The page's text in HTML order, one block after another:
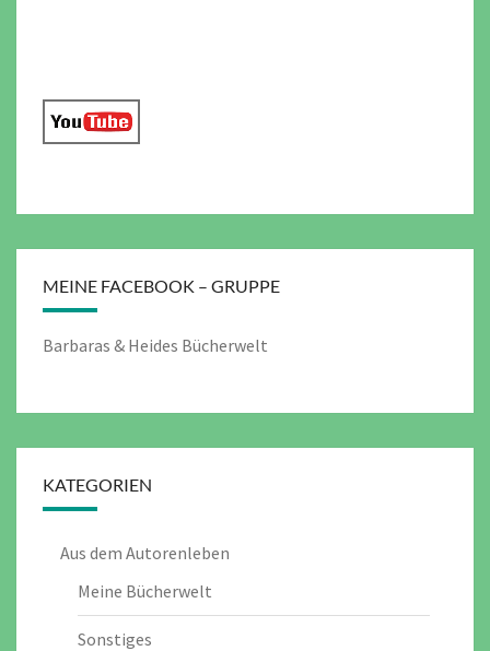
MEINE FACEBOOK – GRUPPE
Barbaras & Heides Bücherwelt
KATEGORIEN
Aus dem Autorenleben
Meine Bücherwelt
Sonstiges